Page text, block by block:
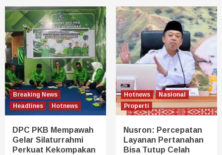
Breaking News
Headlines
Hotnews
DPC PKB Mempawah
Gelar Silaturrahmi
Perkuat Kekompakan
Hotnews
Nasional
Properti
Nusron: Percepatan
Layanan Pertanahan
Bisa Tutup Celah